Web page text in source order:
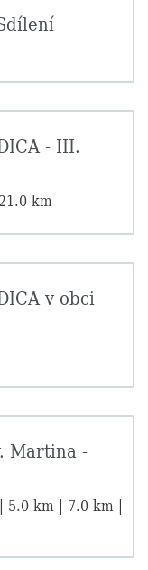
- III.
km
v obci
Martina -
5.0 km | 7.0 km |